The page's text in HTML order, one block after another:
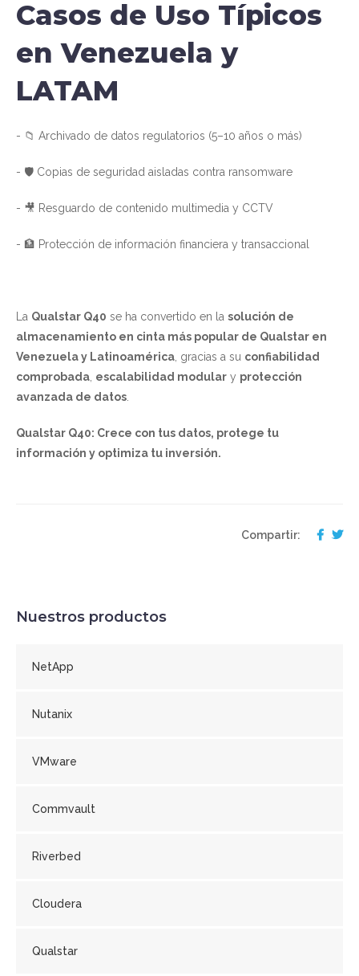
Casos de Uso Típicos
en Venezuela y
LATAM
- 📁 Archivado de datos regulatorios (5–10 años o más)
- 🛡️ Copias de seguridad aisladas contra ransomware
- 🎥 Resguardo de contenido multimedia y CCTV
- 🏦 Protección de información financiera y transaccional
La Qualstar Q40 se ha convertido en la solución de
almacenamiento en cinta más popular de Qualstar en
Venezuela y Latinoamérica , gracias a su confiabilidad
comprobada escalabilidad modular y protección
avanzada de datos
Qualstar Q40: Crece con tus datos, protege tu
información y optimiza tu inversión.
Compartir:
Nuestros productos
NetApp
Nutanix
VMware
Commvault
Riverbed
Cloudera
Qualstar